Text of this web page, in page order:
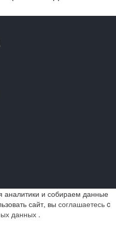
и собираем данные
сайт, вы соглашаетесь c
данных .